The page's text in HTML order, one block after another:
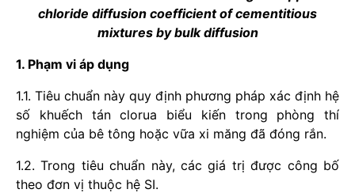
chloride diffusion coefficient of cementitious
mixtures by bulk diffusion
1. Phạm vi áp dụng
1.1. Tiêu chuẩn này quy định phương pháp xác định hệ
số khuếch tán clorua biểu kiến trong phòng thí
nghiệm của bê tông hoặc vữa xi măng đã đóng rắn.
1.2. Trong tiêu chuẩn này, các giá trị được công bố
theo đơn vị thuộc hệ SI.